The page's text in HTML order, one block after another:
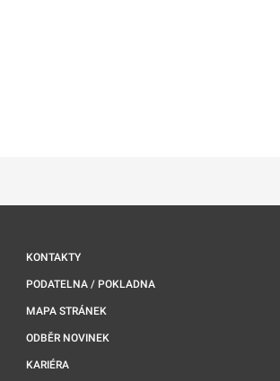
KONTAKTY
PODATELNA / POKLADNA
MAPA STRÁNEK
ODBĚR NOVINEK
KARIÉRA